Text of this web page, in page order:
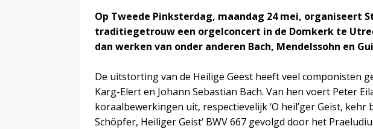
Op Tweede Pinksterdag, maandag 24 mei, organiseert
traditiegetrouw een orgelconcert in de Domkerk te
dan werken van onder anderen Bach, Mendelssohn en
De uitstorting van de Heilige Geest heeft veel componisten
Karg-Elert en Johann Sebastian Bach. Van hen voert Peter
koraalbewerkingen uit, respectievelijk ‘O heil’ger Geist, kehr
Schöpfer, Heiliger Geist‘ BWV 667 gevolgd door het